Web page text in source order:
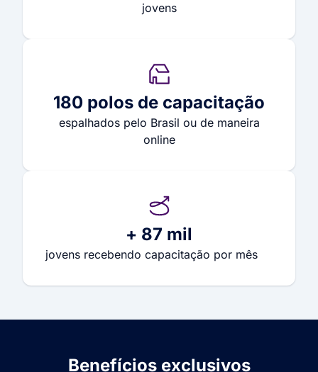
jovens
180 polos de capacitação
espalhados pelo Brasil ou de maneira
online
+ 87 mil
jovens recebendo capacitação por mês
Benefícios exclusivos